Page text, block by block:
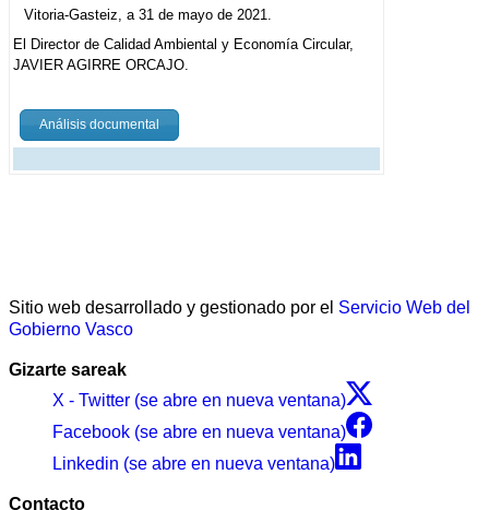
Vitoria-Gasteiz, a 31 de mayo de 2021.
El Director de Calidad Ambiental y Economía Circular,
JAVIER AGIRRE ORCAJO.
Análisis documental
Sitio web desarrollado y gestionado por el Servicio Web del
Gobierno Vasco
Gizarte sareak
X - Twitter (se abre en nueva ventana)
Facebook (se abre en nueva ventana)
Linkedin (se abre en nueva ventana)
Contacto